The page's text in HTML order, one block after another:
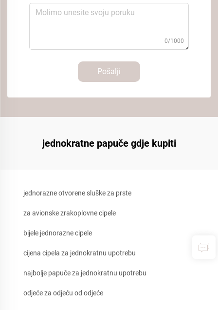
0/1000
Pošalji
jednokratne papuče gdje kupiti
jednorazne otvorene sluške za prste
za avionske zrakoplovne cipele
bijele jednorazne cipele
cijena cipela za jednokratnu upotrebu
najbolje papuče za jednokratnu upotrebu
odjeće za odjeću od odjeće